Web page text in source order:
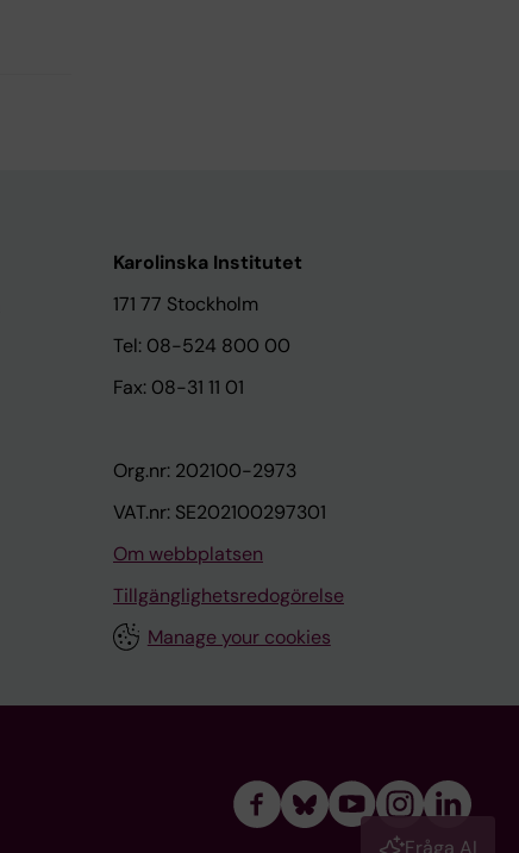
Karolinska Institutet
171 77 Stockholm
Tel: 08-524 800 00
Fax: 08-31 11 01
Org.nr: 202100-2973
VAT.nr: SE202100297301
Om webbplatsen
Tillgänglighetsredogörelse
Manage your cookies
Fråga AI